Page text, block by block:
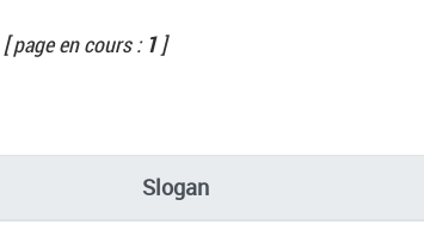
[ page en cours : 1]
Slogan